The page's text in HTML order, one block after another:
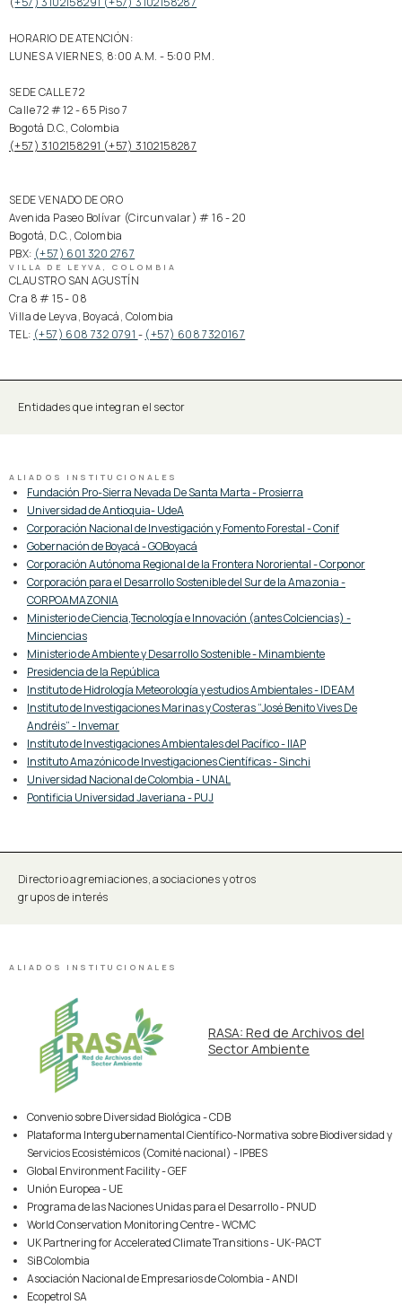
HORARIO DE ATENCIÓN:
LUNES A VIERNES, 8:00 A.M. - 5:00 P.M.
SEDE CALLE 72
Calle 72 # 12 - 65 Piso 7
Bogotá D.C., Colombia
(+57) 3102158291 (+57) 3102158287
SEDE VENADO DE ORO
Avenida Paseo Bolívar (Circunvalar) # 16 - 20
Bogotá, D.C., Colombia
PBX: (+57) 601 320 2767
VILLA DE LEYVA, COLOMBIA
CLAUSTRO SAN AGUSTÍN
Cra 8 # 15 - 08
Villa de Leyva, Boyacá, Colombia
TEL: (+57) 608 732 0791 - (+57) 608 7320167
Entidades que integran el sector
ALIADOS INSTITUCIONALES
Fundación Pro-Sierra Nevada De Santa Marta - Prosierra
Universidad de Antioquia- UdeA
Corporación Nacional de Investigación y Fomento Forestal - Conif
Gobernación de Boyacá - GOBoyacá
Corporación Autónoma Regional de la Frontera Nororiental - Corponor
Corporación para el Desarrollo Sostenible del Sur de la Amazonia -
CORPOAMAZONIA
Ministerio de Ciencia,Tecnología e Innovación (antes Colciencias) -
Minciencias
Ministerio de Ambiente y Desarrollo Sostenible - Minambiente
Presidencia de la República
Instituto de Hidrología Meteorología y estudios Ambientales - IDEAM
Instituto de Investigaciones Marinas y Costeras “José Benito Vives De
Andréis” - Invemar
Instituto de Investigaciones Ambientales del Pacífico - IIAP
Instituto Amazónico de Investigaciones Científicas - Sinchi
Universidad Nacional de Colombia - UNAL
Pontificia Universidad Javeriana - PUJ
Directorio agremiaciones, asociaciones y otros
grupos de interés
ALIADOS INSTITUCIONALES
RASA: Red de Archivos del
Sector Ambiente
Convenio sobre Diversidad Biológica - CDB
Plataforma Intergubernamental Científico-Normativa sobre Biodiversidad y
Servicios Ecosistémicos (Comité nacional) - IPBES
Global Environment Facility - GEF
Unión Europea - UE
Programa de las Naciones Unidas para el Desarrollo - PNUD
World Conservation Monitoring Centre - WCMC
UK Partnering for Accelerated Climate Transitions - UK-PACT
SiB Colombia
Asociación Nacional de Empresarios de Colombia - ANDI
Ecopetrol SA